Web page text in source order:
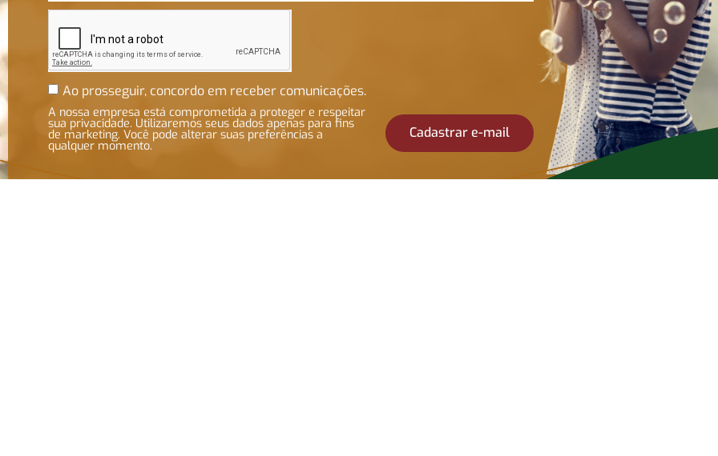
Ao prosseguir, concordo em receber comunicações.
A nossa empresa está comprometida a proteger e respeitar
sua privacidade. Utilizaremos seus dados apenas para fins
de marketing. Você pode alterar suas preferências a
qualquer momento.
Cadastrar e-mail